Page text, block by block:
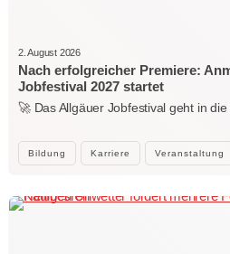
Bildung Karriere Veranstaltung
2. August 2026
Nach erfolgreicher Premiere:
Jobfestival 2027 startet
🚀 Das Allgäuer Jobfestival geht in